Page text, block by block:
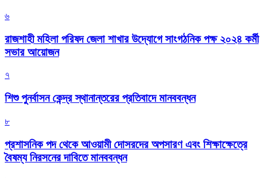
৬
রাজশাহী মহিলা পরিষদ জেলা শাখার উদ্যোগে সাংগঠনিক পক্ষ ২০২৪ কর্মী
সভার আয়োজন
৭
শিশু পুনর্বাসন কেন্দ্র স্থানান্তরের প্রতিবাদে মানববন্ধন
৮
প্রশাসনিক পদ থেকে আওয়ামী দোসরদের অপসারণ এবং শিক্ষাক্ষেত্রে
বৈষম্য নিরসনের দাবিতে মানববন্ধন